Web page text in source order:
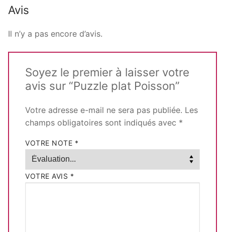
Avis
Il n’y a pas encore d’avis.
Soyez le premier à laisser votre
avis sur “Puzzle plat Poisson”
Votre adresse e-mail ne sera pas publiée. Les
champs obligatoires sont indiqués avec *
VOTRE NOTE *
VOTRE AVIS *